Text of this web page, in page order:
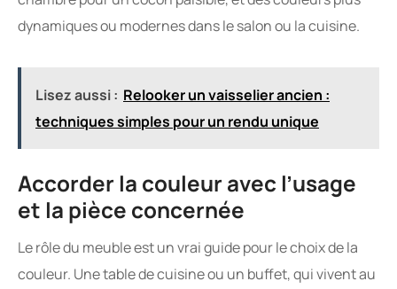
dynamiques ou modernes dans le salon ou la cuisine.
Lisez aussi : Relooker un vaisselier ancien :
techniques simples pour un rendu unique
Accorder la couleur avec l’usage
et la pièce concernée
Le rôle du meuble est un vrai guide pour le choix de la
couleur. Une table de cuisine ou un buffet, qui vivent au